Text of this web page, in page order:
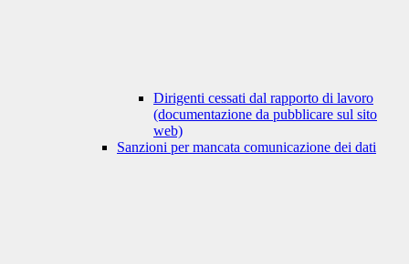
Dirigenti cessati dal rapporto di lavoro
(documentazione da pubblicare sul sito
web)
Sanzioni per mancata comunicazione dei dati